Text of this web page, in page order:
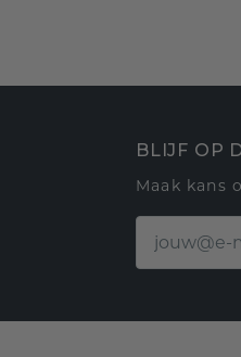
BLIJF OP
Maak kans